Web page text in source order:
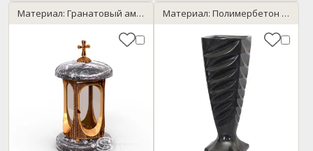
Материал: Гранатовый амфиболит Материал: Полимербетон / темный гранит